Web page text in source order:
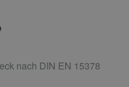
nach DIN EN 15378